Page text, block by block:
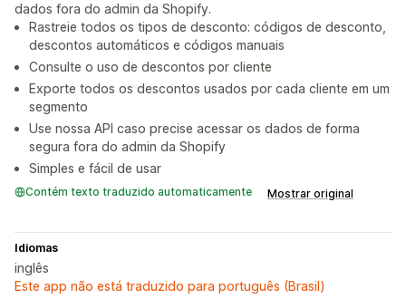
dados fora do admin da Shopify.
Rastreie todos os tipos de desconto: códigos de desconto,
descontos automáticos e códigos manuais
Consulte o uso de descontos por cliente
Exporte todos os descontos usados por cada cliente em um
segmento
Use nossa API caso precise acessar os dados de forma
segura fora do admin da Shopify
Simples e fácil de usar
Contém texto traduzido automaticamente Mostrar original
Idiomas
inglês
Este app não está traduzido para português (Brasil)